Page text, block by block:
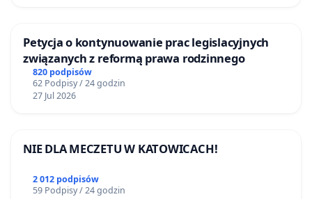
Petycja o kontynuowanie prac legislacyjnych
związanych z reformą prawa rodzinnego
820 podpisów
62 Podpisy / 24 godzin
27 Jul 2026
NIE DLA MECZETU W KATOWICACH!
2 012 podpisów
59 Podpisy / 24 godzin